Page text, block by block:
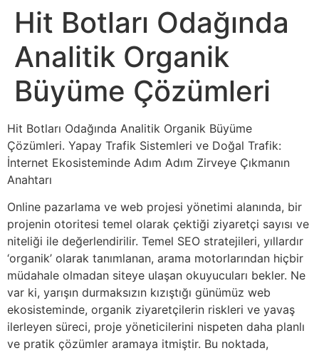
Hit Botları Odağında
Analitik Organik
Büyüme Çözümleri
Hit Botları Odağında Analitik Organik Büyüme
Çözümleri. Yapay Trafik Sistemleri ve Doğal Trafik:
İnternet Ekosisteminde Adım Adım Zirveye Çıkmanın
Anahtarı
Online pazarlama ve web projesi yönetimi alanında, bir
projenin otoritesi temel olarak çektiği ziyaretçi sayısı ve
niteliği ile değerlendirilir. Temel SEO stratejileri, yıllardır
‘organik’ olarak tanımlanan, arama motorlarından hiçbir
müdahale olmadan siteye ulaşan okuyucuları bekler. Ne
var ki, yarışın durmaksızın kızıştığı günümüz web
ekosisteminde, organik ziyaretçilerin riskleri ve yavaş
ilerleyen süreci, proje yöneticilerini nispeten daha planlı
ve pratik çözümler aramaya itmiştir. Bu noktada,